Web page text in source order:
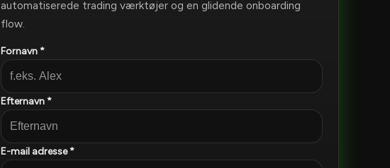
automatiserede trading værktøjer og en glidende onboarding
flow.
Fornavn *
Efternavn *
E-mail adresse *